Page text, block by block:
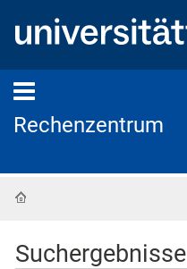
Rechenzentrum
Suchergebnisse